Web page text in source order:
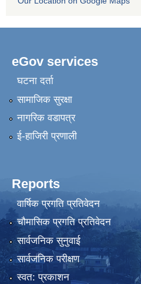
eGov services
घटना दर्ता
सामाजिक सुरक्षा
नागरिक वडापत्र
ई-हाजिरी प्रणाली
Reports
वार्षिक प्रगति प्रतिवेदन
चौमासिक प्रगति प्रतिवेदन
सार्वजनिक सुनुवाई
सार्वजनिक परीक्षण
स्वत: प्रकाशन